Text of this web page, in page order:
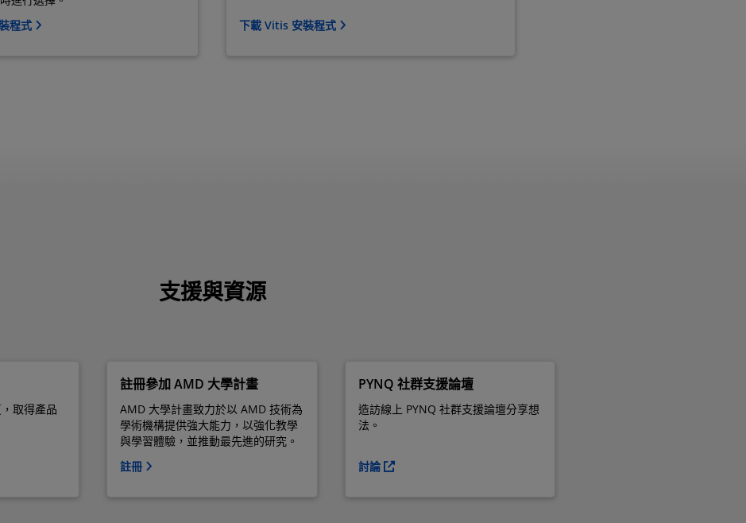
程式
下載 Vitis 安裝程式
支援與資源
取得產品
註冊參加 AMD 大學計畫
AMD 大學計畫致力於以 AMD 技術為
學術機構提供強大能力，以強化教學
與學習體驗，並推動最先進的研究。
註冊
PYNQ 社群支援論壇
造訪線上 PYNQ 社群支援論壇分享想
法。
討論